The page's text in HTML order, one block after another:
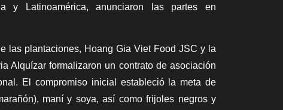
y Latinoamérica, anunciaron las partes en
las plantaciones, Hoang Gia Viet Food JSC y la
Alquízar formalizaron un contrato de asociación
El compromiso inicial estableció la meta de
maní y soya, así como frijoles negros y